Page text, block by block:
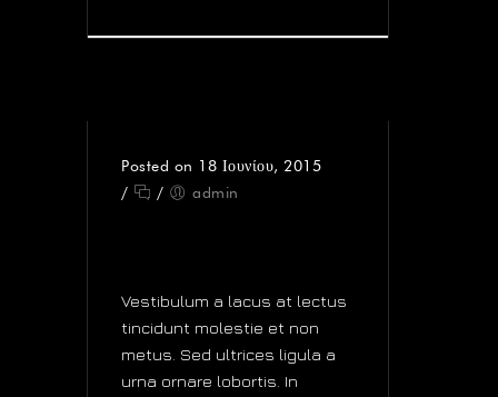
Posted on 18 Ιουνίου, 2015
/
/ admin
Vestibulum a lacus at lectus
tincidunt molestie et non
metus. Sed ultrices ligula a
urna ornare lobortis. In